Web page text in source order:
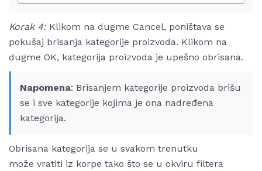
Korak 4: Klikom na dugme Cancel, poništava se
pokušaj brisanja kategorije proizvoda. Klikom na
dugme OK, kategorija proizvoda je upešno obrisana.
Napomena: Brisanjem kategorije proizvoda brišu
se i sve kategorije kojima je ona nadređena
kategorija.
Obrisana kategorija se u svakom trenutku
može vratiti iz korpe tako što se u okviru filtera